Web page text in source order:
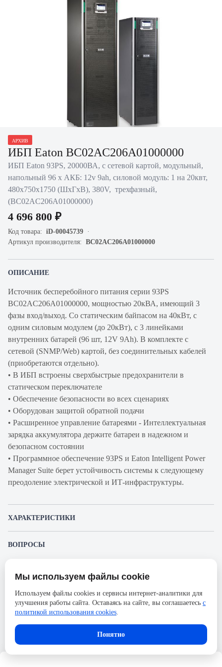
АРХИВ
ИБП Eaton BC02AC206A01000000
ИБП Eaton 93PS, 20000ВА, с сетевой картой, модульный,
напольный 96 х АКБ: 12v 9ah, силовой модуль: 1 на 20квт,
480х750х1750 (ШхГхВ), 380V, трехфазный,
(BC02AC206A01000000)
4 696 800 ₽
Код товара: iD-00045739
Артикул производителя: BC02AC206A01000000
ОПИСАНИЕ
Источник бесперебойного питания серии 93PS
BC02AC206A01000000, мощностью 20кВА, имеющий 3
фазы вход/выход. Со статическим байпасом на 40кВт, с
одним силовым модулем (до 20кВт), с 3 линейками
внутренних батарей (96 шт, 12V 9Ah). В комплекте с
сетевой (SNMP/Web) картой, без соединительных кабелей
(приобретаются отдельно).
• В ИБП встроены сверхбыстрые предохранители в
статическом переключателе
• Обеспечение безопасности во всех сценариях
• Оборудован защитой обратной подачи
• Расширенное управление батареями - Интеллектуальная
зарядка аккумулятора держите батареи в надежном и
безопасном состоянии
• Программное обеспечение 93PS и Eaton Intelligent Power
Manager Suite берет устойчивость системы к следующему
преодоление электрической и ИТ-инфраструктуры.
ХАРАКТЕРИСТИКИ
Время автономной работы под
нагрузкой, мин.
Ширина, мм
480
Высота, мм
1750
ВОПРОСЫ
Пожалуйста, авторизуйтесь, чтобы иметь
возможность оставлять вопросы.
Представленные изображения и характеристики могут отличаться от реального
без предварительного уведомления. Компания АйДистрибьют не несёт
ответственности в случае не соответствия текущей модели товаров фотографиям,
размещённым в карточке товара.
Мы используем файлы cookie
Используем файлы cookies и сервисы интернет-аналитики для
улучшения работы сайта. Оставаясь на сайте, вы соглашаетесь с
политикой использования cookies.
Понятно